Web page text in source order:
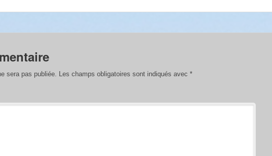
sera pas publiée. Les champs obligatoires sont indiqués avec *